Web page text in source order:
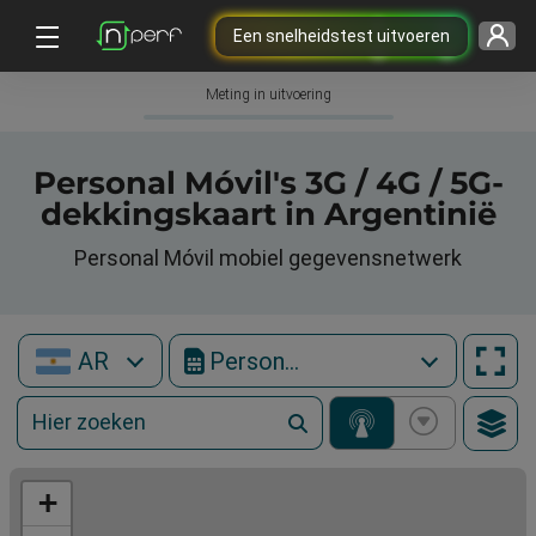
Een snelheidstest uitvoeren
Meting in uitvoering
Personal Móvil's 3G / 4G / 5G-
dekkingskaart in Argentinië
Personal Móvil mobiel gegevensnetwerk
AR Personal Móvil
+